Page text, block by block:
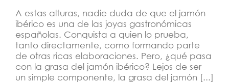
A estas alturas, nadie duda de que el jamón
ibérico es una de las joyas gastronómicas
españolas. Conquista a quien lo prueba,
tanto directamente, como formando parte
de otras ricas elaboraciones. Pero, ¿qué pasa
con la grasa del jamón ibérico? Lejos de ser
un simple componente, la grasa del jamón [...]